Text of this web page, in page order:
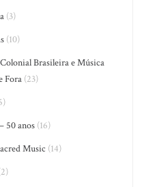
(3)
(10)
Brasileira e Música
Fora (23)
50 anos(16)
Music (14)